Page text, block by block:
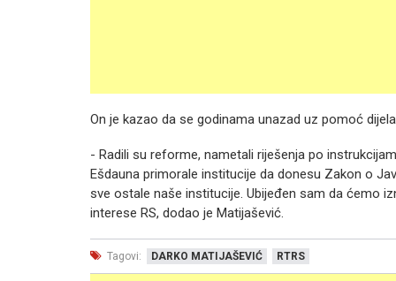
On je kazao da se godinama unazad uz pomoć
- Radili su reforme, nametali riješenja po
Ešdauna primorale institucije da donesu Zakon o
sve ostale naše institucije. Ubijeđen sam da ćemo
interese RS, dodao je Matijašević.
Tagovi: DARKO MATIJAŠEVIĆ RTRS